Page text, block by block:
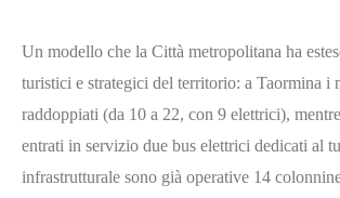
Un modello che la Città metropolitana ha
turistici e strategici del territorio: a Taormina i
raddoppiati (da 10 a 22, con 9 elettrici),
entrati in servizio due bus elettrici dedicati al
infrastrutturale sono già operative 14